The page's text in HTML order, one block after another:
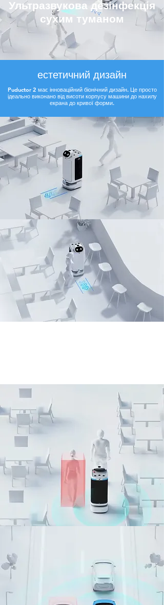
Ультразвукова дезінфекція
сухим туманом
естетичний дизайн
Puductor 2 має інноваційний біонічний дизайн. Це просто
ідеально виконано від висоти корпусу машини до нахилу
екрана до кривої форми.